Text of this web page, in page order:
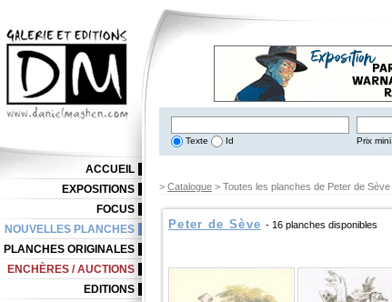
Texte Id Prix mini.
> Catalogue > Toutes les planches de Peter de Sève
Peter de Sève - 16 planches disponibles
ACCUEIL
EXPOSITIONS
FOCUS
NOUVELLES PLANCHES
PLANCHES ORIGINALES
ENCHÈRES / AUCTIONS
EDITIONS